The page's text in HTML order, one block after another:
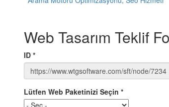
Web Tasarım Teklif
ID *
Lütfen Web Paketinizi Seçin *